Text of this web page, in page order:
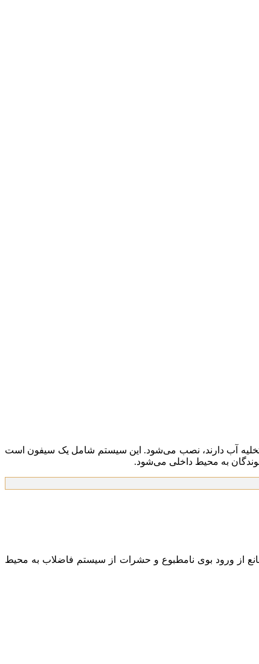
تخلیه آب دارند، نصب می‌شود. این سیستم شامل یک سیفون است
به محیط داخلی می‌شود.
از ورود بوی نامطبوع و حشرات از سیستم فاضلاب به محیط